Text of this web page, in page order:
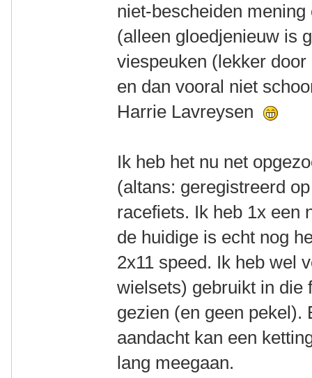
niet-bescheiden
(alleen gloedjenieuw is
viespeuken (lekker
en dan vooral niet
Harrie Lavreysen
Ik heb het nu net
(altans: geregistreerd
racefiets. Ik heb 1x een
de huidige is echt nog
2x11 speed. Ik heb wel
wielsets) gebruikt in die
gezien (en geen pekel).
aandacht kan een
lang meegaan.